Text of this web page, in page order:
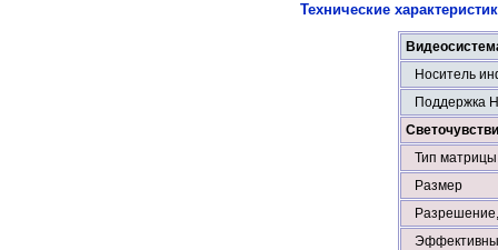
Технические
Носитель
Поддержка
Тип матрицы
Размер